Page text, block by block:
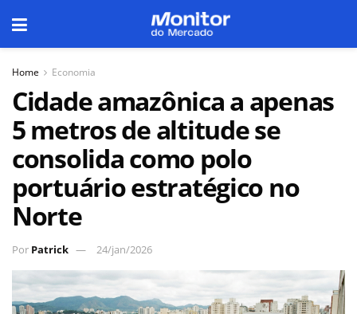
Home Economia
Cidade amazônica a apenas
5 metros de altitude se
consolida como polo
portuário estratégico no
Norte
Por Patrick 24/jan/2026